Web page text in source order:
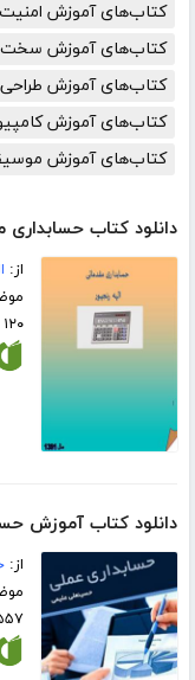
کتاب‌های آموزش امنیت
کتاب‌های آموزش سخت
کتاب‌های آموزش
کتاب‌های آموزش
کتاب‌های آموزش
دانلود کتاب حسابداری
از:
۱۲۰ صفحه
دانلود کتاب آموزش
از:
۵۵۷